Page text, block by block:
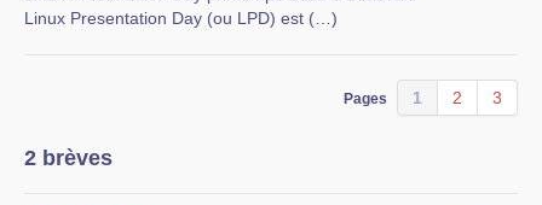
Linux Presentation Day (ou LPD) est (…)
Pages 1 2 3
2 brèves